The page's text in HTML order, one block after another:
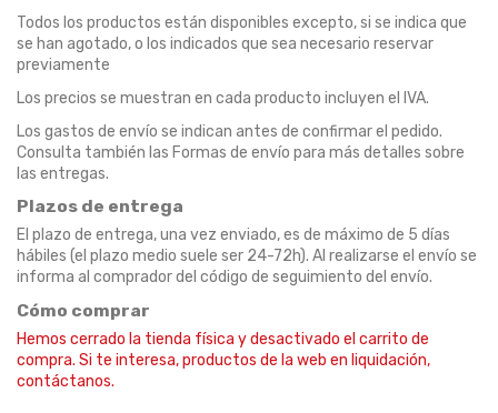
Todos los productos están disponibles excepto, si se indica que
se han agotado, o los indicados que sea necesario reservar
previamente
Los precios se muestran en cada producto incluyen el IVA.
Los gastos de envío se indican antes de confirmar el pedido.
Consulta también las Formas de envío para más detalles sobre
las entregas.
Plazos de entrega
El plazo de entrega, una vez enviado, es de máximo de 5 días
hábiles (el plazo medio suele ser 24-72h). Al realizarse el envío se
informa al comprador del código de seguimiento del envío.
Cómo comprar
Hemos cerrado la tienda física y desactivado el carrito de
compra. Si te interesa, productos de la web en liquidación,
contáctanos.